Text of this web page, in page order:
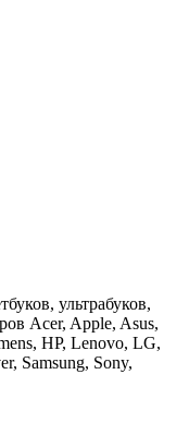
ультрабуков,
Acer, Apple, Asus,
HP, Lenovo, LG,
Samsung, Sony,